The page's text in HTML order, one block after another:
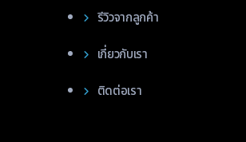
รีวิวจากลูกค้า
เกี่ยวกับเรา
ติดต่อเรา